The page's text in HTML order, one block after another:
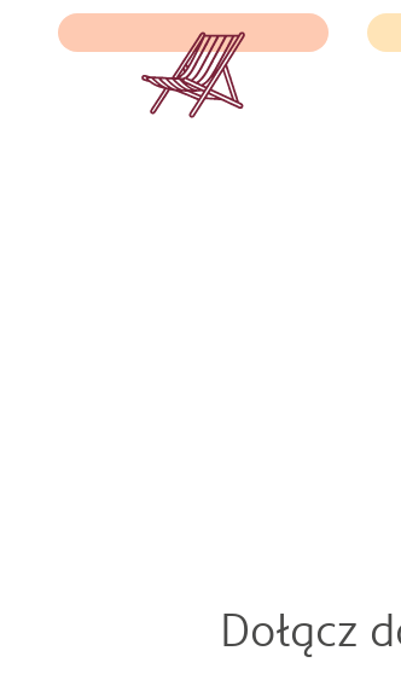
wychowujących dzieci z
m. in. spektrum autyzmu
czy zespołem downa w
ośrodku rehabilitacyjnym
Dołącz